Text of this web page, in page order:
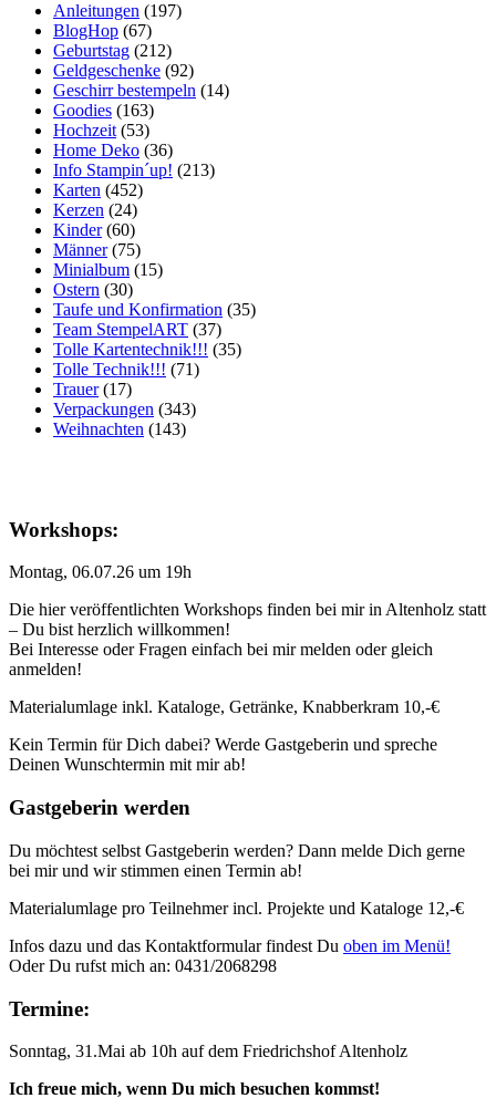
Anleitungen (197)
BlogHop (67)
Geburtstag (212)
Geldgeschenke (92)
Geschirr bestempeln (14)
Goodies (163)
Hochzeit (53)
Home Deko (36)
Info Stampin´up! (213)
Karten (452)
Kerzen (24)
Kinder(60)
Männer(75)
Minialbum (15)
Ostern (30)
Taufe und Konfirmation (35)
Team StempelART (37)
Tolle Kartentechnik!!! (35)
Tolle Technik!!! (71)
Trauer(17)
Verpackungen (343)
Weihnachten (143)
Workshops:
Montag, 06.07.26 um 19h
Die hier veröffentlichten Workshops finden bei mir in Altenholz statt
– Du bist herzlich willkommen!
Bei Interesse oder Fragen einfach bei mir melden oder gleich
anmelden!
Materialumlage inkl. Kataloge, Getränke, Knabberkram 10,-€
Kein Termin für Dich dabei? Werde Gastgeberin und spreche
Deinen Wunschtermin mit mir ab!
Gastgeberin werden
Du möchtest selbst Gastgeberin werden? Dann melde Dich gerne
bei mir und wir stimmen einen Termin ab!
Materialumlage pro Teilnehmer incl. Projekte und Kataloge 12,-€
Infos dazu und das Kontaktformular findest Du oben im Menü!
Oder Du rufst mich an: 0431/2068298
Termine:
Sonntag, 31.Mai ab 10h auf dem Friedrichshof Altenholz
Ich freue mich, wenn Du mich besuchen kommst!